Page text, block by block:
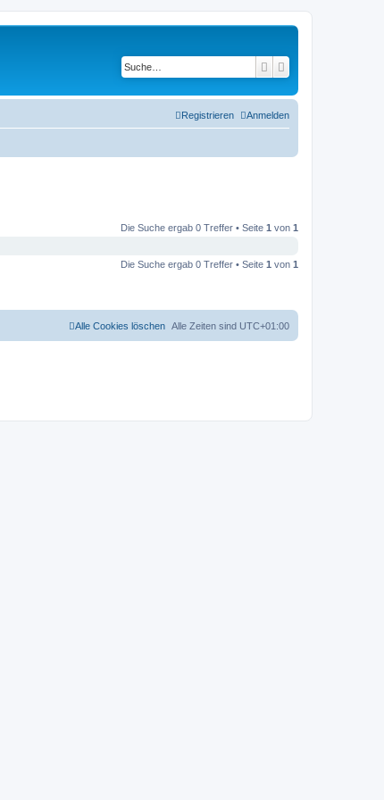
Suche
Anmelden
Registrieren
Die Suche ergab 0 Treffer • Seite 1 von 1
Die Suche ergab 0 Treffer • Seite 1 von 1
Alle Zeiten sind UTC+01:00
Alle Cookies löschen